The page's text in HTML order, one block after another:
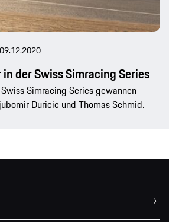
09.12.2020
der Swiss Simracing Series
Simracing Series gewannen
Duricic und Thomas Schmid.